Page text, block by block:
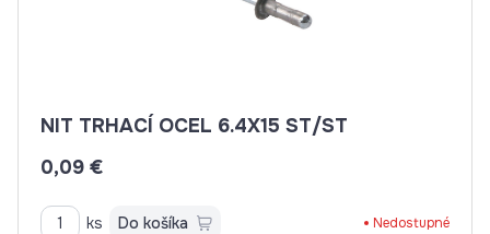
NIT TRHACÍ OCEL 6.4X15 ST/ST
0,09 €
ks Do košíka Nedostupné